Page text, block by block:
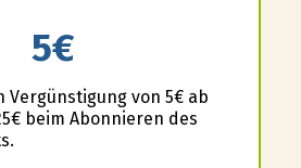
5€
Vergünstigung von 5€ ab
beim Abonnieren des